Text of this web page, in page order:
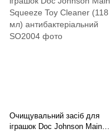
Очищувальний засіб для
іграшок Doc Johnson Main